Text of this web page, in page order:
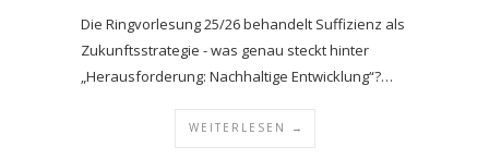
Die Ringvorlesung 25/26 behandelt Suffizienz als
Zukunftsstrategie - was genau steckt hinter
„Herausforderung: Nachhaltige Entwicklung“?…
WEITERLESEN →